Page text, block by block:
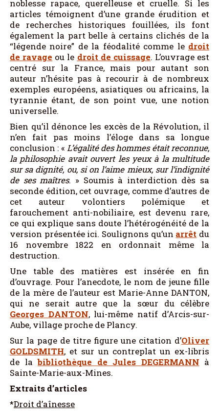
noblesse rapace, querelleuse et cruelle. Si les
articles témoignent d’une grande érudition et
de recherches historiques fouillées, ils font
également la part belle à certains clichés de la
“légende noire” de la féodalité comme le droit
de ravage ou le droit de cuissage. L’ouvrage est
centré sur la France, mais pour autant son
auteur n’hésite pas à recourir à de nombreux
exemples européens, asiatiques ou africains, la
tyrannie étant, de son point vue, une notion
universelle.
Bien qu’il dénonce les excès de la Révolution, il
n’en fait pas moins l’éloge dans sa longue
conclusion : « L’égalité des hommes était reconnue,
la philosophie avait ouvert les yeux à la multitude
sur sa dignité, ou, si on l’aime mieux, sur l’indignité
de ses maîtres. » Soumis à interdiction dès sa
seconde édition, cet ouvrage, comme d’autres de
cet auteur volontiers polémique et
farouchement anti-nobiliaire, est devenu rare,
ce qui explique sans doute l’hétérogénéité de la
version présentée ici. Soulignons qu’un arrêt du
16 novembre 1822 en ordonnait même la
destruction.
Une table des matières est insérée en fin
d’ouvrage. Pour l’anecdote, le nom de jeune fille
de la mère de l’auteur est Marie-Anne DANTON,
qui ne serait autre que la sœur du célèbre
Georges DANTON, lui-même natif d’Arcis-sur-
Aube, village proche de Plancy.
Sur la page de titre figure une citation d’Oliver
GOLDSMITH, et sur un contreplat un ex-libris
de labibliothèque de Jules DEGERMANN à
Sainte-Marie-aux-Mines.
Extraits d’articles
*Droit d’aînesse